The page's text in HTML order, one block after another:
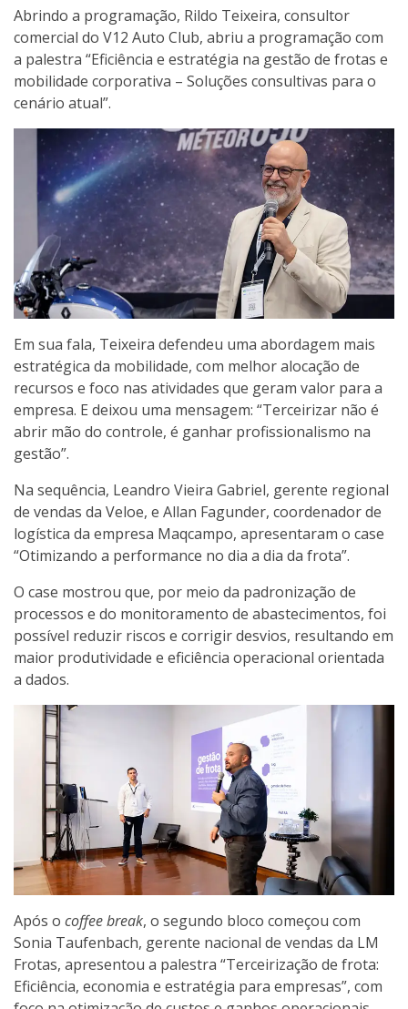
Abrindo a programação, Rildo Teixeira, consultor
comercial do V12 Auto Club, abriu a programação com
a palestra “Eficiência e estratégia na gestão de frotas e
mobilidade corporativa – Soluções consultivas para o
cenário atual”.
Em sua fala, Teixeira defendeu uma abordagem mais
estratégica da mobilidade, com melhor alocação de
recursos e foco nas atividades que geram valor para a
empresa. E deixou uma mensagem: “Terceirizar não é
abrir mão do controle, é ganhar profissionalismo na
gestão”.
Na sequência, Leandro Vieira Gabriel, gerente regional
de vendas da Veloe, e Allan Fagunder, coordenador de
logística da empresa Maqcampo, apresentaram o case
“Otimizando a performance no dia a dia da frota”.
O case mostrou que, por meio da padronização de
processos e do monitoramento de abastecimentos, foi
possível reduzir riscos e corrigir desvios, resultando em
maior produtividade e eficiência operacional orientada
a dados.
Após o coffee break, o segundo bloco começou com
Sonia Taufenbach, gerente nacional de vendas da LM
Frotas, apresentou a palestra “Terceirização de frota:
Eficiência, economia e estratégia para empresas”, com